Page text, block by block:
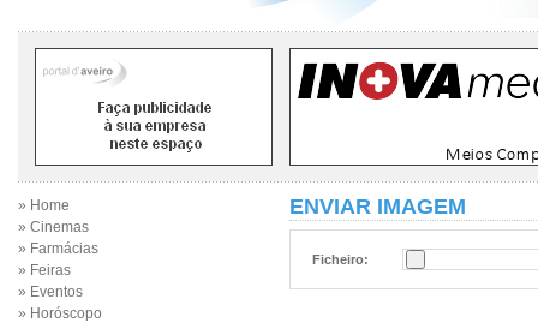
» Home
» Cinemas
» Farmácias
» Feiras
» Eventos
» Horóscopo
ENVIAR IMAGEM
Ficheiro: